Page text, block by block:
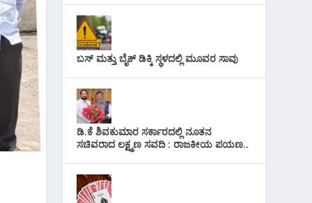
ಬಸ್ ಮತ್ತು ಬೈಕ್ ಡಿಕ್ಕಿ ಸ್ಥಳದಲ್ಲಿ ಮೂವರ ಸಾವು
ಡಿ.ಕೆ ಶಿವಕುಮಾರ ಸರ್ಕಾರದಲ್ಲಿ ನೂತನ
ಸಚಿವರಾದ ಲಕ್ಷ್ಮಣ ಸವದಿ : ರಾಜಕೀಯ ಪಯಣ..